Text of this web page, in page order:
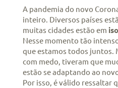
A pandemia do novo
inteiro. Diversos países
muitas cidades estão em
Nesse momento tão
que estamos todos juntos.
com medo, tiveram que
estão se adaptando ao
Por isso, é válido ressaltar